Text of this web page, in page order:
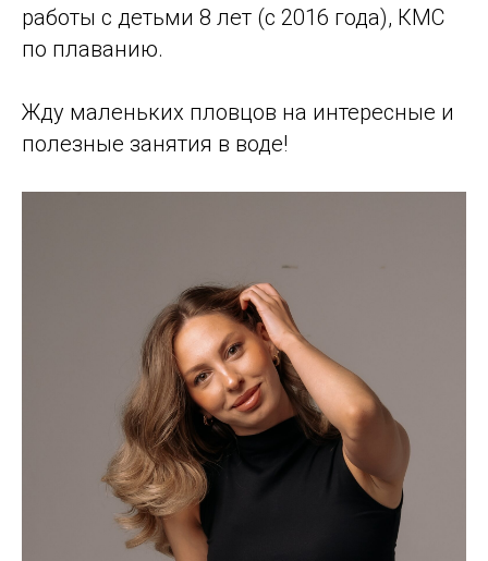
работы с детьми 8 лет (с 2016 года), КМС
по плаванию.
Жду маленьких пловцов на интересные и
полезные занятия в воде!